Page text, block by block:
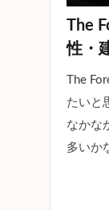
The
性・
The
たいと
なかな
多いか